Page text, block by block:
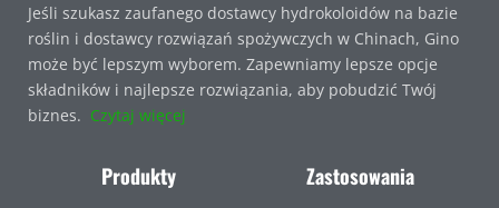
Jeśli szukasz zaufanego dostawcy hydrokoloidów na bazie
roślin i dostawcy rozwiązań spożywczych w Chinach, Gino
może być lepszym wyborem. Zapewniamy lepsze opcje
składników i najlepsze rozwiązania, aby pobudzić Twój
biznes. Czytaj więcej
Produkty Zastosowania